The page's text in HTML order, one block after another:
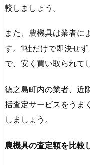
較しましょう。
また、農機具は業者に
す。1社だけで即決せ
で、安く買い取られて
徳之島町内の業者、近
括査定サービスをうま
しましょう。
農機具の査定額を比較